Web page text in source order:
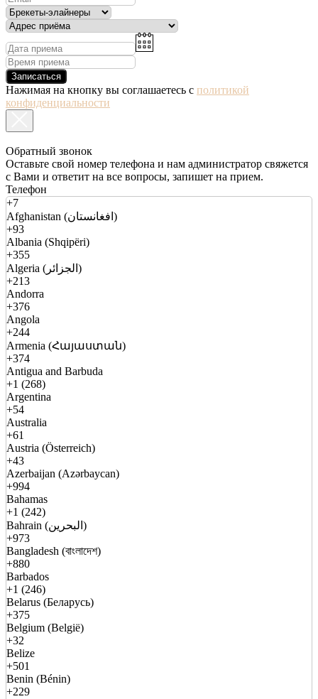
Записаться
Нажимая на кнопку вы соглашаетесь с политикой
конфиденциальности
Обратный звонок
Оставьте свой номер телефона и нам администратор свяжется
с Вами и ответит на все вопросы, запишет на прием.
Телефон
+7
Afghanistan (افغانستان)
+93
Albania (Shqipëri)
+355
Algeria (الجزائر)
+213
Andorra
+376
Angola
+244
Armenia (Հայաստան)
+374
Antigua and Barbuda
+1 (268)
Argentina
+54
Australia
+61
Austria (Österreich)
+43
Azerbaijan (Azərbaycan)
+994
Bahamas
+1 (242)
Bahrain (البحرين)
+973
Bangladesh (বাংলাদেশ)
+880
Barbados
+1 (246)
Belarus (Беларусь)
+375
Belgium (België)
+32
Belize
+501
Benin (Bénin)
+229